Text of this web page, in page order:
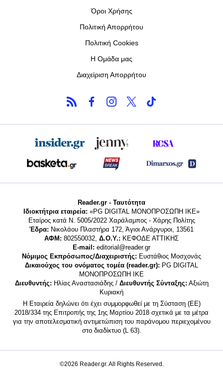
Όροι Χρήσης
Πολιτική Απορρήτου
Πολιτική Cookies
Η Ομάδα μας
Διαχείριση Απορρήτου
Reader.gr - Ταυτότητα
Ιδιοκτήτρια εταιρεία: «PG DIGITAL MONΟΠΡΟΣΩΠΗ ΙΚΕ»
Εταίρος κατά Ν. 5005/2022 Χαράλαμπος - Χάρης Πολίτης
Έδρα: Νικολάου Πλαστήρα 172, Άγιοι Ανάργυροι, 13561
ΑΦΜ: 802550032, Δ.Ο.Υ.: ΚΕΦΟΔΕ ΑΤΤΙΚΗΣ
E-mail: editorial@reader.gr
Νόμιμος Εκπρόσωπος/Διαχειριστής: Ευστάθιος Μοσχονάς
Δικαιούχος του ονόματος τομέα (reader.gr): PG DIGITAL
MONΟΠΡΟΣΩΠΗ ΙΚΕ
Διευθυντής: Ηλίας Αναστασιάδης / Διευθυντής Σύνταξης: Αξιώτη
Κυριακή
Η Εταιρεία δηλώνει ότι έχει συμμορφωθεί με τη Σύσταση (ΕΕ)
2018/334 της Επιτροπής της 1ης Μαρτίου 2018 σχετικά με τα μέτρα
για την αποτελεσματική αντιμετώπιση του παράνομου περιεχομένου
στο διαδίκτυο (L 63).
©2026 Reader.gr. All Rights Reserved.